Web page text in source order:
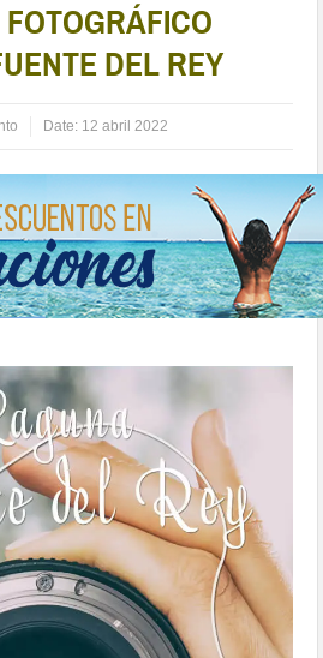
DEL REY
Date: 12 abril 2022